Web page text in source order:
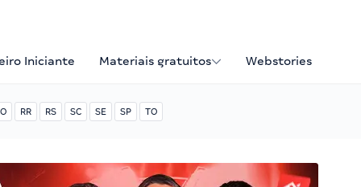
Iniciante Materiais gratuitos Webstories
RR RS SC SE SP TO